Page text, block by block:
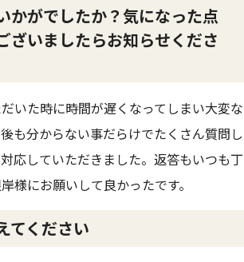
かがでしたか？気になった点
ざいましたらお知らせくださ
いた時に時間が遅くなってしまい大変な
も分からない事だらけでたくさん質問し
応していただきました。返答もいつも丁
様にお願いして良かったです。
てください